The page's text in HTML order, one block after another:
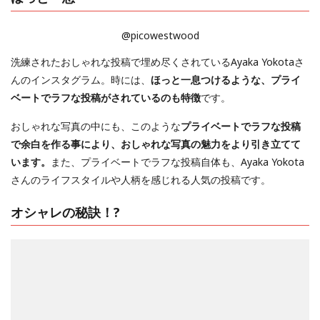
@picowestwood
洗練されたおしゃれな投稿で埋め尽くされているAyaka Yokotaさ
んのインスタグラム。時には、 ほっと一息つけるような、プライ
ベートでラフな投稿がされているのも特徴です。
おしゃれな写真の中にも、このようなプライベートでラフな投稿
で余白を作る事により、おしゃれな写真の魅力をより引き立てて
います。 また、プライベートでラフな投稿自体も、Ayaka Yokota
さんのライフスタイルや人柄を感じれる人気の投稿です。
オシャレの秘訣！?